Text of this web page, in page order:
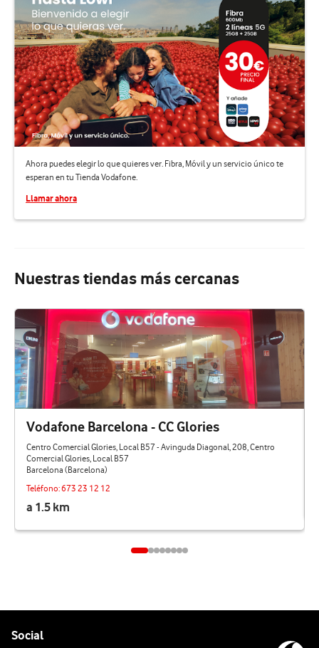
Ahora puedes elegir lo que quieres ver. Fibra, Móvil y un servicio único te
esperan en tu Tienda Vodafone.
Llamar ahora
Nuestras tiendas más cercanas
Vodafone Barcelona - CC Glories
Centro Comercial Glories, Local B57 - Avinguda Diagonal, 208, Centro
Comercial Glories, Local B57
Barcelona (Barcelona)
Teléfono:673 23 12 12
a 1.5 km
Social